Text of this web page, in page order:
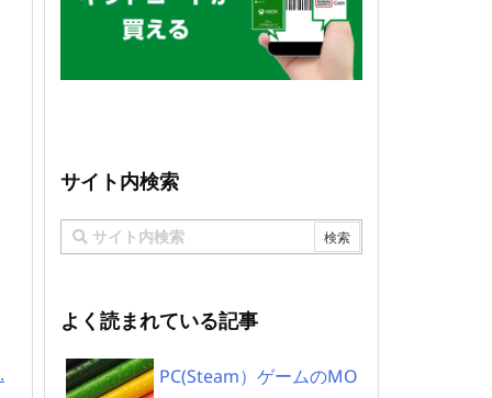
サイト内検索
よく読まれている記事
PC(Steam）ゲームのMO